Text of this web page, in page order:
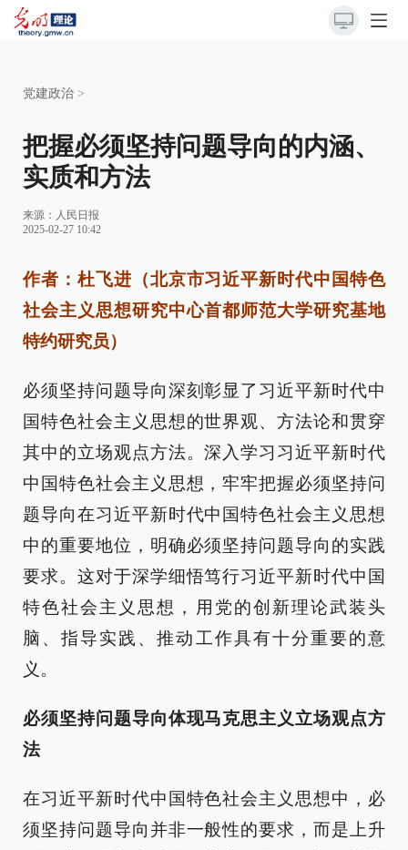
党建政治 >
把握必须坚持问题导向的内涵、
实质和方法
来源： 人民日报
2025-02-27 10:42
作者：杜飞进（北京市习近平新时代中国特色
社会主义思想研究中心首都师范大学研究基地
特约研究员）
必须坚持问题导向深刻彰显了习近平新时代中
国特色社会主义思想的世界观、方法论和贯穿
其中的立场观点方法。深入学习习近平新时代
中国特色社会主义思想，牢牢把握必须坚持问
题导向在习近平新时代中国特色社会主义思想
中的重要地位，明确必须坚持问题导向的实践
要求。这对于深学细悟笃行习近平新时代中国
特色社会主义思想，用党的创新理论武装头
脑、指导实践、推动工作具有十分重要的意
义。
必须坚持问题导向体现马克思主义立场观点方
法
在习近平新时代中国特色社会主义思想中，必
须坚持问题导向并非一般性的要求，而是上升